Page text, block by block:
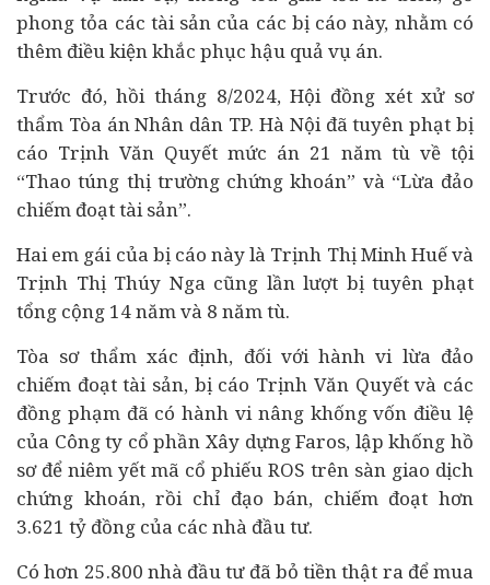
phong tỏa các tài sản của các bị cáo này, nhằm có
thêm điều kiện khắc phục hậu quả vụ án.
Trước đó, hồi tháng 8/2024, Hội đồng xét xử sơ
thẩm Tòa án Nhân dân TP. Hà Nội đã tuyên phạt bị
cáo Trịnh Văn Quyết mức án 21 năm tù về tội
“Thao túng thị trường chứng khoán” và “Lừa đảo
chiếm đoạt tài sản”.
Hai em gái của bị cáo này là Trịnh Thị Minh Huế và
Trịnh Thị Thúy Nga cũng lần lượt bị tuyên phạt
tổng cộng 14 năm và 8 năm tù.
Tòa sơ thẩm xác định, đối với hành vi lừa đảo
chiếm đoạt tài sản, bị cáo Trịnh Văn Quyết và các
đồng phạm đã có hành vi nâng khống vốn điều lệ
của Công ty cổ phần Xây dựng Faros, lập khống hồ
sơ để niêm yết mã cổ phiếu ROS trên sàn giao dịch
chứng khoán, rồi chỉ đạo bán, chiếm đoạt hơn
3.621 tỷ đồng của các nhà đầu tư.
Có hơn 25.800 nhà đầu tư đã bỏ tiền thật ra để mua